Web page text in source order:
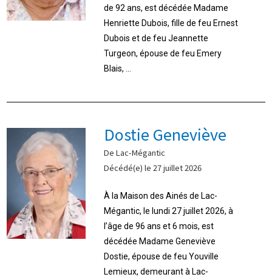
de 92 ans, est décédée Madame
Henriette Dubois, fille de feu Ernest
Dubois et de feu Jeannette
Turgeon, épouse de feu Emery
Blais, ...
Dostie Geneviève
De Lac-Mégantic
Décédé(e) le 27 juillet 2026
À la Maison des Ainés de Lac-
Mégantic, le lundi 27 juillet 2026, à
l’âge de 96 ans et 6 mois, est
décédée Madame Geneviève
Dostie, épouse de feu Youville
Lemieux, demeurant à Lac-